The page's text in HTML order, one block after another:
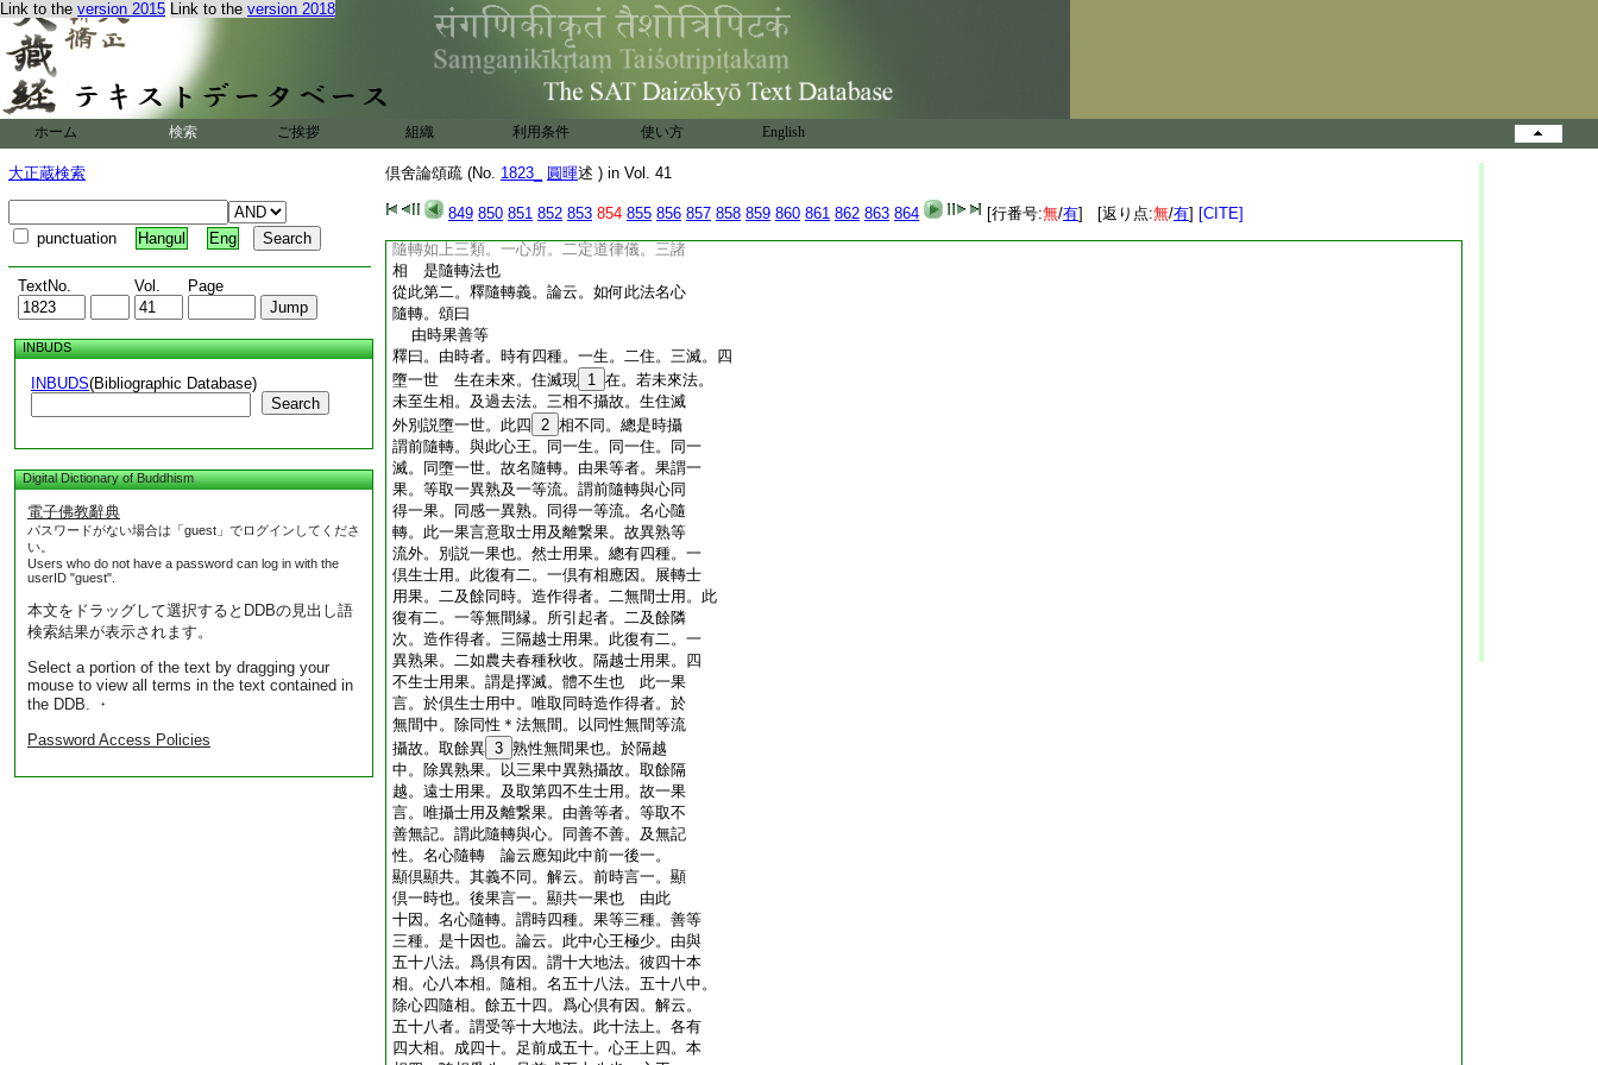
Link to the version 2015 Link to the version 2018
ホーム 検索 ご挨拶 組織 利用条件 使い方 English
大正蔵検索
punctuation Hangul Eng
TextNo. Vol. Page
INBUDS
INBUDS(Bibliographic Database)
Search
Digital Dictionary of Buddhism
電子佛教辭典
パスワードがない場合は「guest」でログインしてくださ
い。
Users who do not have a password can log in with the
userID "guest".
本文をドラッグして選択するとDDBの見出し語
検索結果が表示されます。
Select a portion of the text by dragging your
mouse to view all terms in the text contained in
the DDB. ・
Password Access Policies
倶舍論頌疏 (No. 1823_ 圓暉述 ) in Vol. 41
849 850 851 852 853 854 855 856 857 858 859 860 861 862 863 864 [行番号:無/有] [返り点:無/有] [CITE]
體。二明隨轉義。且初明隨轉體者。論云。何
等名爲心隨轉法。頌曰
心所二律儀 彼
11 及心諸相
是心隨轉法
釋曰。前兩句辨體。第三句結成。言心所者。
謂四十六心所是也。言二律儀者。謂靜慮無
漏。二種律儀 此二律儀。入定則有。出定
則無。名心隨轉。彼及心諸相者。彼謂彼前心
所。及二律儀。及心者謂心王也。取彼法上生
等四相。及心王上生等四相。名 12 爲諸相。故
隨轉如上三類。一心所。二定道律儀。三諸
相 是隨轉法也
從此第二。釋隨轉義。論云。如何此法名心
隨轉。頌曰
由時果善等
釋曰。由時者。時有四種。一生。二住。三滅。四
墮一世 生在未來。住滅現 1 在。若未來法。
未至生相。及過去法。三相不攝故。生住滅
外別説墮一世。此四 2 相不同。總是時攝
謂前隨轉。與此心王。同一生。同一住。同一
滅。同墮一世。故名隨轉。由果等者。果謂一
果。等取一異熟及一等流。謂前隨轉與心同
得一果。同感一異熟。同得一等流。名心隨
轉。此一果言意取士用及離繋果。故異熟等
流外。別説一果也。然士用果。總有四種。一
倶生士用。此復有二。一倶有相應因。展轉士
用果。二及餘同時。造作得者。二無間士用。此
復有二。一等無間縁。所引起者。二及餘隣
次。造作得者。三隔越士用果。此復有二。一
異熟果。二如農夫春種秋收。隔越士用果。四
不生士用果。謂是擇滅。體不生也 此一果
言。於倶生士用中。唯取同時造作得者。於
無間中。除同性＊法無間。以同性無間等流
攝故。取餘異 3 熟性無間果也。於隔越
中。除異熟果。以三果中異熟攝故。取餘隔
越。遠士用果。及取第四不生士用。故一果
言。唯攝士用及離繋果。由善等者。等取不
善無記。謂此隨轉與心。同善不善。及無記
性。名心隨轉 論云應知此中前一後一。
顯倶顯共。其義不同。解云。前時言一。顯
倶一時也。後果言一。顯共一果也 由此
十因。名心隨轉。謂時四種。果等三種。善等
三種。是十因也。論云。此中心王極少。由與
五十八法。爲倶有因。謂十大地法。彼四十本
相。心八本相。隨相。名五十八法。五十八中。
除心四隨相。餘五十四。爲心倶有因。解云。
五十八者。謂受等十大地法。此十法上。各有
四大相。成四十。足前成五十。心王上四。本